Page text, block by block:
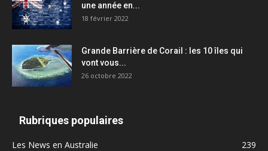
une année en...
18 février 2022
Grande Barrière de Corail : les 10 îles qui
vont vous...
26 octobre 2022
Rubriques populaires
Les News en Australie
239